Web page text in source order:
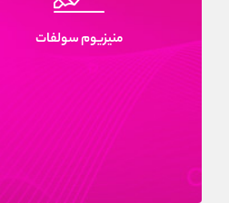
منيزيوم سولفات